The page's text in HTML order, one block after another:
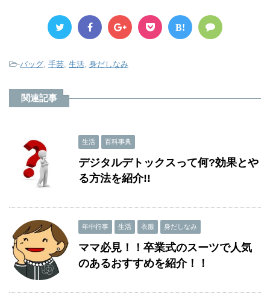
B!
-バッグ, 手芸, 生活, 身だしなみ
関連記事
生活 百科事典
デジタルデトックスって何?効果とや
る方法を紹介!!
年中行事 生活 衣服 身だしなみ
ママ必見！！卒業式のスーツで人気
のあるおすすめを紹介！！